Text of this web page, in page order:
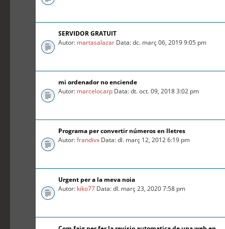
SERVIDOR GRATUIT
Autor: martasalazar Data: dc. març 06, 2019 9:05 pm
mi ordenador no enciende
Autor: marcelocarp Data: dt. oct. 09, 2018 3:02 pm
Programa per convertir números en lletres
Autor:frandivx Data: dl. març 12, 2012 6:19 pm
Urgent per a la meva noia
Autor: kiko77 Data: dl. març 23, 2020 7:58 pm